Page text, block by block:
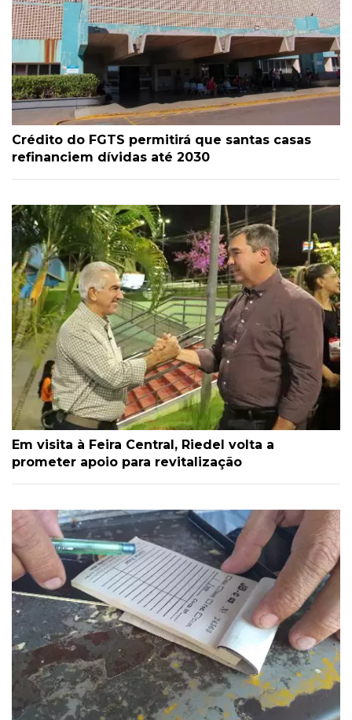
Crédito do FGTS permitirá que santas casas
refinanciem dívidas até 2030
Em visita à Feira Central, Riedel volta a
prometer apoio para revitalização